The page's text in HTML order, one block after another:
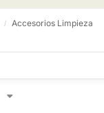
/ Accesorios Limpieza